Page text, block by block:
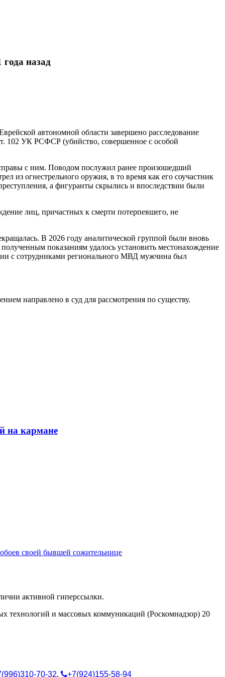
назад
автономной области завершено расследование
102 УК РСФСР (убийство, совершенное с особой
с ним. Поводом послужил ранее произошедший
огнестрельного оружия, в то время как его соучастник
а фигуранты скрылись и впоследствии были
лиц, причастных к смерти потерпевшего, не
В 2026 году аналитической группой были вновь
показаниям удалось установить местонахождение
с сотрудниками регионального МВД мужчина был
направлено в суд для рассмотрения по существу.
на кармане
своей бывшей сожительнице
активной гиперссылки.
технологий и массовых коммуникаций (Роскомнадзор) 20
70-32, +7(924)155-58-94